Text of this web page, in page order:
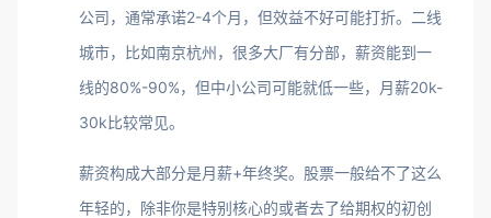
公司，通常承诺2-4个月，但效益不好可能打折。二线
城市，比如南京杭州，很多大厂有分部，薪资能到一
线的80%-90%，但中小公司可能就低一些，月薪20k-
30k比较常见。
薪资构成大部分是月薪+年终奖。股票一般给不了这么
年轻的，除非你是特别核心的或者去了给期权的初创